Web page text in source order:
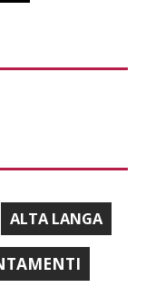
ALTA LANGA